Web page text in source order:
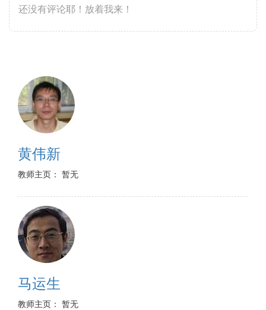
还没有评论耶！放着我来！
黄伟新
教师主页： 暂无
马运生
教师主页： 暂无